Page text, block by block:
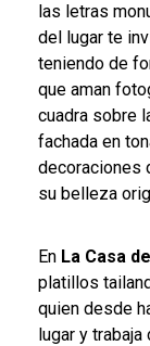
las letras
del lugar te
teniendo de
que aman
cuadra sobre
fachada en
decoraciones
su belleza
En La Casa
platillos
quien desde
lugar y